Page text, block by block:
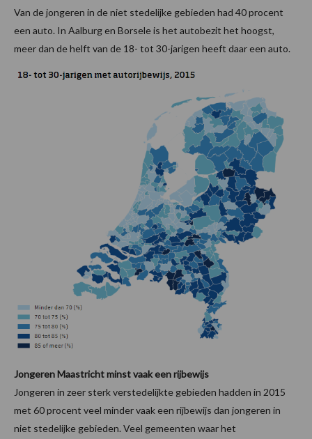
Van de jongeren in de niet stedelijke gebieden had 40 procent
een auto. In Aalburg en Borsele is het autobezit het hoogst,
meer dan de helft van de 18- tot 30-jarigen heeft daar een auto.
Jongeren Maastricht minst vaak een rijbewijs
Jongeren in zeer sterk verstedelijkte gebieden hadden in 2015
met 60 procent veel minder vaak een rijbewijs dan jongeren in
niet stedelijke gebieden. Veel gemeenten waar het